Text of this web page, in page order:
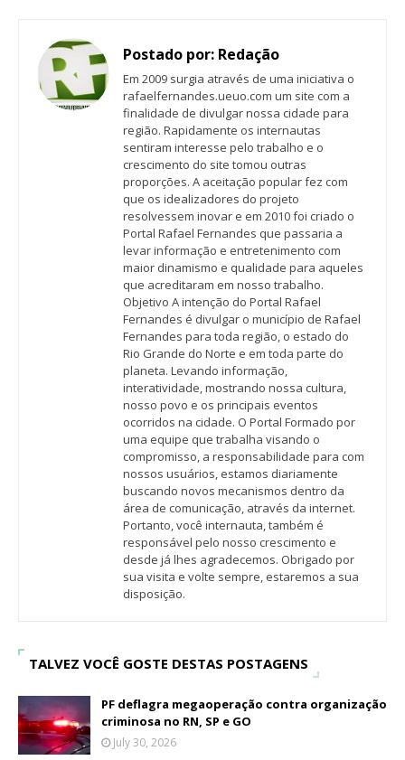
Postado por: Redação
Em 2009 surgia através de uma iniciativa o
rafaelfernandes.ueuo.com um site com a
finalidade de divulgar nossa cidade para
região. Rapidamente os internautas
sentiram interesse pelo trabalho e o
crescimento do site tomou outras
proporções. A aceitação popular fez com
que os idealizadores do projeto
resolvessem inovar e em 2010 foi criado o
Portal Rafael Fernandes que passaria a
levar informação e entretenimento com
maior dinamismo e qualidade para aqueles
que acreditaram em nosso trabalho.
Objetivo A intenção do Portal Rafael
Fernandes é divulgar o município de Rafael
Fernandes para toda região, o estado do
Rio Grande do Norte e em toda parte do
planeta. Levando informação,
interatividade, mostrando nossa cultura,
nosso povo e os principais eventos
ocorridos na cidade. O Portal Formado por
uma equipe que trabalha visando o
compromisso, a responsabilidade para com
nossos usuários, estamos diariamente
buscando novos mecanismos dentro da
área de comunicação, através da internet.
Portanto, você internauta, também é
responsável pelo nosso crescimento e
desde já lhes agradecemos. Obrigado por
sua visita e volte sempre, estaremos a sua
disposição.
TALVEZ VOCÊ GOSTE DESTAS POSTAGENS
PF deflagra megaoperação contra organização
criminosa no RN, SP e GO
July 30, 2026